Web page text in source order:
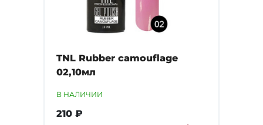
TNL Rubber camouflage
02,10мл
В НАЛИЧИИ
210 ₽